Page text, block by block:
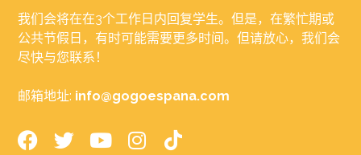
我们会将在在3个工作日内回复学生。但是，在繁忙期或
公共节假日，有时可能需要更多时间。但请放心，我们会
尽快与您联系！
邮箱地址: info@gogoespana.com